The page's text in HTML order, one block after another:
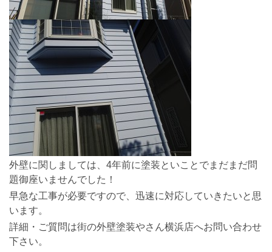
外壁に関しましては、4年前に塗装といことでまだまだ問
題御座いませんでした！
早急な工事が必要ですので、迅速に対応していきたいと思
います。
詳細・ご質問は街の外壁塗装やさん横浜店へお問い合わせ
下さい。